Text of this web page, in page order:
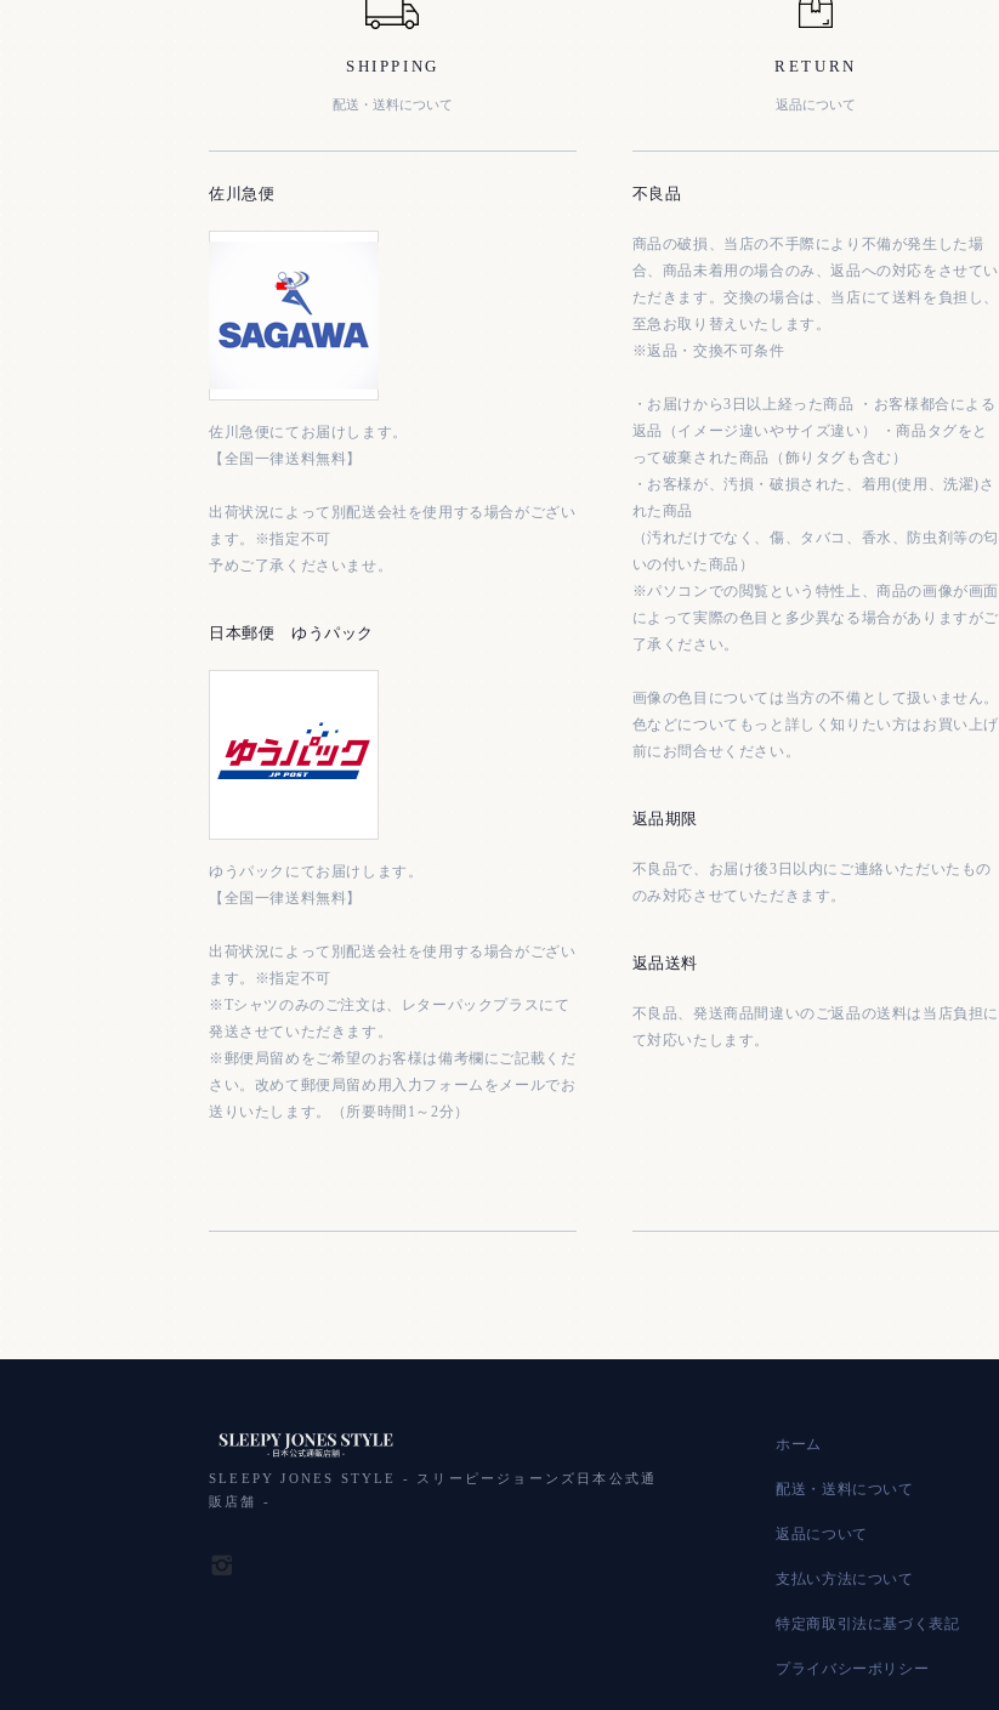
SHIPPING
配送・送料について
佐川急便
佐川急便にてお届けします。
【全国一律送料無料】
出荷状況によって別配送会社を使用する場合がござい
ます。※指定不可
予めご了承くださいませ。
日本郵便 ゆうパック
ゆうパックにてお届けします。
【全国一律送料無料】
出荷状況によって別配送会社を使用する場合がござい
ます。※指定不可
※Tシャツのみのご注文は、レターパックプラスにて
発送させていただきます。
※郵便局留めをご希望のお客様は備考欄にご記載くだ
さい。改めて郵便局留め用入力フォームをメールでお
送りいたします。（所要時間1～2分）
RETURN
返品について
不良品
商品の破損、当店の不手際により不備が発生した場
合、商品未着用の場合のみ、返品への対応をさせてい
ただきます。交換の場合は、当店にて送料を負担し、
至急お取り替えいたします。
※返品・交換不可条件
・お届けから3日以上経った商品 ・お客様都合による
返品（イメージ違いやサイズ違い） ・商品タグをと
って破棄された商品（飾りタグも含む）
・お客様が、汚損・破損された、着用(使用、洗濯)さ
れた商品
（汚れだけでなく、傷、タバコ、香水、防虫剤等の匂
いの付いた商品）
※パソコンでの閲覧という特性上、商品の画像が画面
によって実際の色目と多少異なる場合がありますがご
了承ください。
画像の色目については当方の不備として扱いません。
色などについてもっと詳しく知りたい方はお買い上げ
前にお問合せください。
返品期限
不良品で、お届け後3日以内にご連絡いただいたもの
のみ対応させていただきます。
返品送料
不良品、発送商品間違いのご返品の送料は当店負担に
て対応いたします。
SLEEPY JONES STYLE - スリーピージョーンズ日本公式通
販店舗 -
ホーム
配送・送料について
返品について
支払い方法について
特定商取引法に基づく表記
プライバシーポリシー